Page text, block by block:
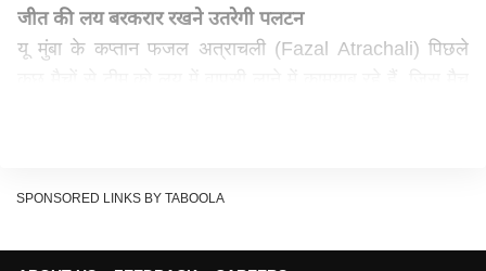
जीत की लय बरकरार रखने उतरेगी पलटन
यू मुंबा के कप्तान फजल अत्राचली (Fazal Atrachali) पिछले
रेडर हैं और उनके साथ वी अजीत कुमार (V Ajith Kumar)
SPONSORED LINKS BY TABOOLA